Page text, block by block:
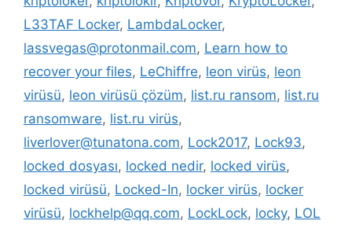
L33TAF Locker, LambdaLocker,
lassvegas@protonmail.com, Learn how to
recover your files, LeChiffre, leon virüs, leon
virüsü, leon virüsü çözüm, list.ru ransom, list.ru
ransomware, list.ru virüs,
liverlover@tunatona.com, Lock2017, Lock93,
locked dosyası, locked nedir, locked virüs,
locked virüsü, Locked-In, locker virüs, locker
virüsü, lockhelp@qq.com, LockLock, locky, LOL